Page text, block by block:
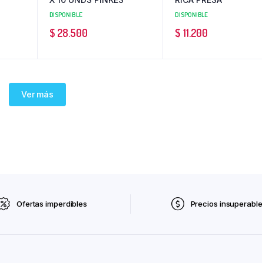
DISPONIBLE
$ 28.500
DISPONIBLE
$ 11.200
Ver más
Ofertas imperdibles Precios